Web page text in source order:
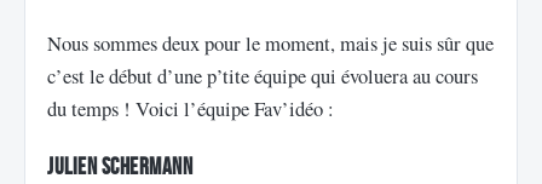
Nous sommes deux pour le moment, mais je suis sûr que
c’est le début d’une p’tite équipe qui évoluera au cours
du temps ! Voici l’équipe Fav’idéo :
Julien Schermann